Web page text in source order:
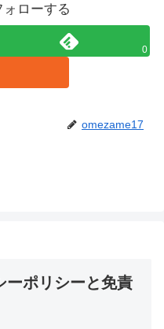
ローする
0
omezame17
ーポリシーと免責